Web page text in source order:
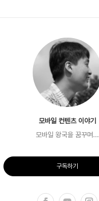
모바일 컨텐츠 이야기
모바일 왕국을 꿈꾸며...
구독하기